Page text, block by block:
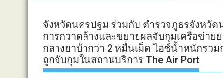
จังหวัดนครปฐม ร่วมกับ ตำรวจภูธรจังหวั
การกวาดล้างและขยายผลจับกุมเครือข่าย
กลางยาบ้ากว่า 2 หมื่นเม็ด ไอซ์น้ำหนักรว
ถูกจับกุมในสถานบริการ The Air Port